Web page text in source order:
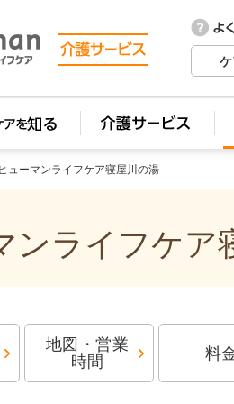
ヒューマンライフケア寝屋川の湯
ンライフケア
地図・営業
時間
料